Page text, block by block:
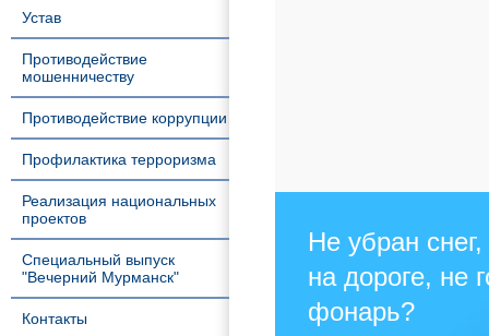
Устав
Противодействие
мошенничеству
Противодействие коррупции
Профилактика терроризма
Реализация национальных
проектов
Специальный выпуск
"Вечерний Мурманск"
Контакты
Не убран
на дороге, не
фонарь?